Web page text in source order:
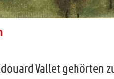
Vallet gehörten